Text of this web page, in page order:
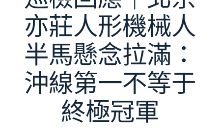
亦莊人形機械人
半馬懸念拉滿：
沖線第一不等于
終極冠軍